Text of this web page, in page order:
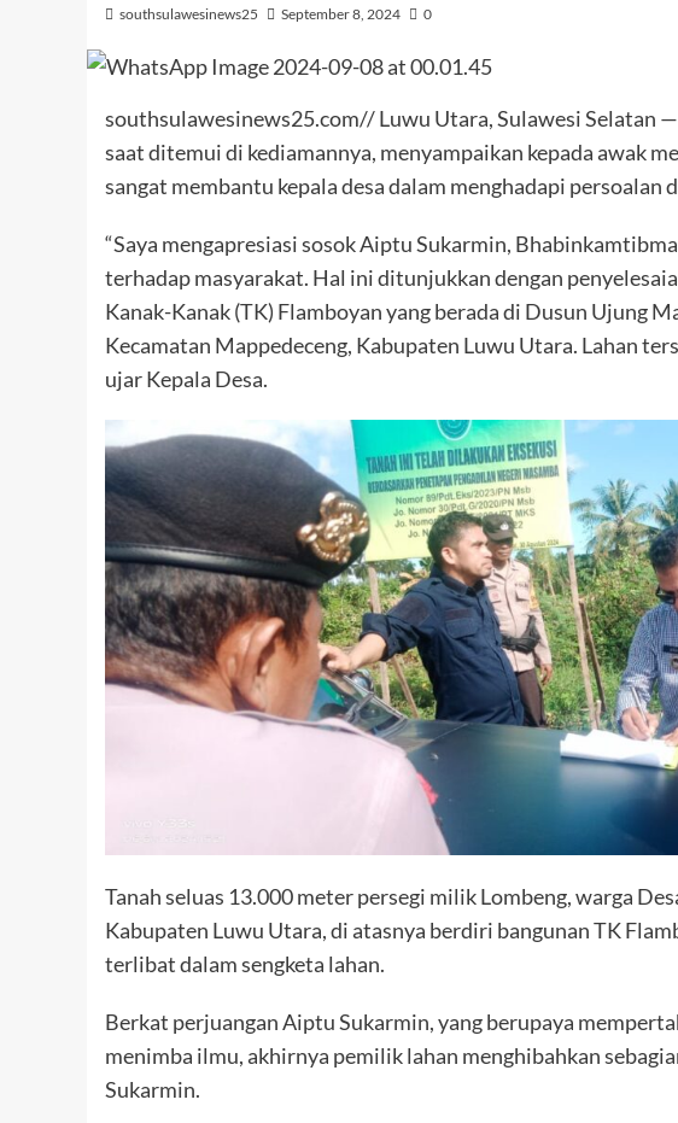
southsulawesinews25 September 8, 2024 0
southsulawesinews25.com// Luwu Utara, Sulawesi Selatan
saat ditemui di kediamannya, menyampaikan kepada awak
sangat membantu kepala desa dalam menghadapi persoalan
“Saya mengapresiasi sosok Aiptu Sukarmin,
terhadap masyarakat. Hal ini ditunjukkan dengan
Kanak-Kanak (TK) Flamboyan yang berada di Dusun Ujung
Kecamatan Mappedeceng, Kabupaten Luwu Utara. Lahan
ujar Kepala Desa.
Tanah seluas 13.000 meter persegi milik Lombeng, warga
Kabupaten Luwu Utara, di atasnya berdiri bangunan TK
terlibat dalam sengketa lahan.
Berkat perjuangan Aiptu Sukarmin, yang berupaya
menimba ilmu, akhirnya pemilik lahan menghibahkan
Sukarmin.